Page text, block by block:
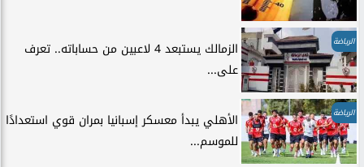
الرياضة
الزمالك يستبعد 4 لاعبين من حساباته.. تعرف
على...
الرياضة
الأهلي يبدأ معسكر إسبانيا بمران قوي استعدادًا
للموسم...